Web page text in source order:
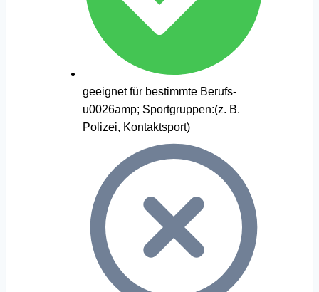
geeignet für bestimmte Berufs-
u0026amp; Sportgruppen:(z. B.
Polizei, Kontaktsport)